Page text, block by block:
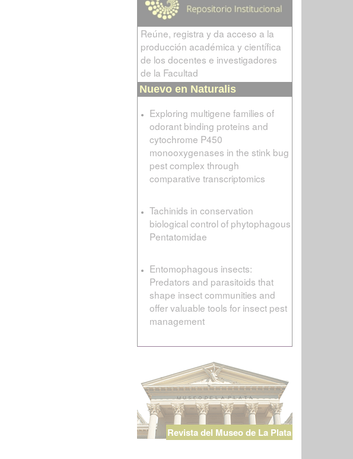
Reúne, registra y da acceso a la
producción académica y científica
de los docentes e investigadores
de la Facultad
Nuevo en Naturalis
Exploring multigene families of
odorant binding proteins and
cytochrome P450
monooxygenases in the stink bug
pest complex through
comparative transcriptomics
Tachinids in conservation
biological control of phytophagous
Pentatomidae
Entomophagous insects:
Predators and parasitoids that
shape insect communities and
offer valuable tools for insect pest
management
Revista del Museo de La Plata